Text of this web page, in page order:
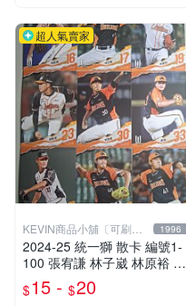
超人氣賣家
KEVIN商品小舖〔可刷
卡〕
1996
2024-25 統一獅 散卡 編號1-
100 張宥謙 林子崴 林原裕 劉
軒荅 李其峰 鄭澔 邱浩鈞 黃
竣彥 王鏡銘 獅帝芬 曾偉喆
$15 - $20